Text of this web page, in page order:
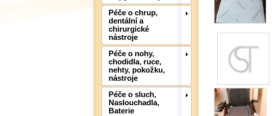
Péče o chrup,
dentální a
chirurgické
nástroje
Péče o nohy,
chodidla, ruce,
nehty, pokožku,
nástroje
Péče o sluch,
Naslouchadla,
Baterie